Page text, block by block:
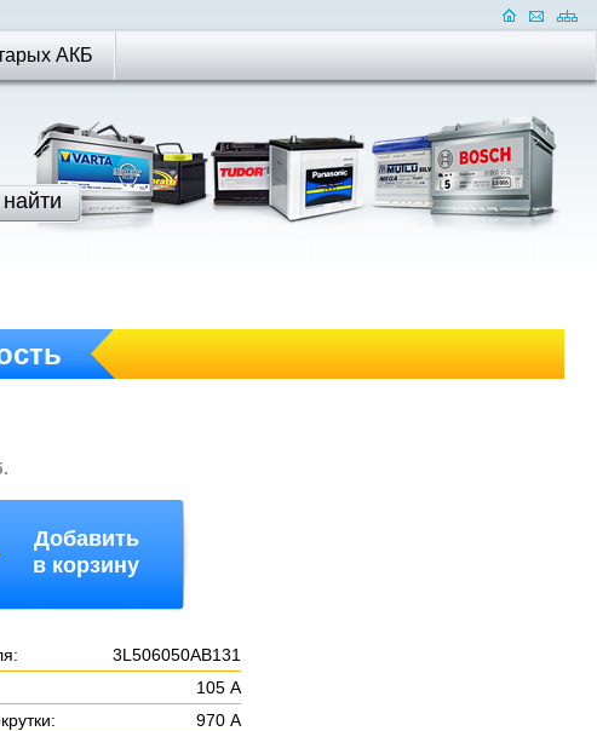
АКБ
Добавить
в корзину
3L506050AB131
105 А
970 А